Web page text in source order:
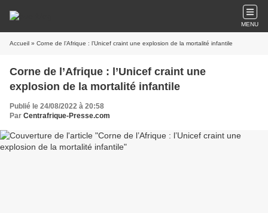
MENU
Accueil » Corne de l’Afrique : l’Unicef craint une explosion de la mortalité infantile
Corne de l’Afrique : l’Unicef craint une
explosion de la mortalité infantile
Publié le 24/08/2022 à 20:58
Par Centrafrique-Presse.com